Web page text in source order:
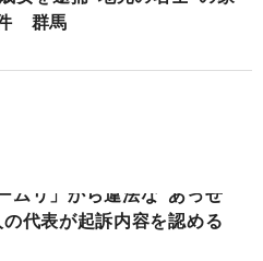
群馬
ムリ」から違法な“あっせ
の代表が起訴内容を認める